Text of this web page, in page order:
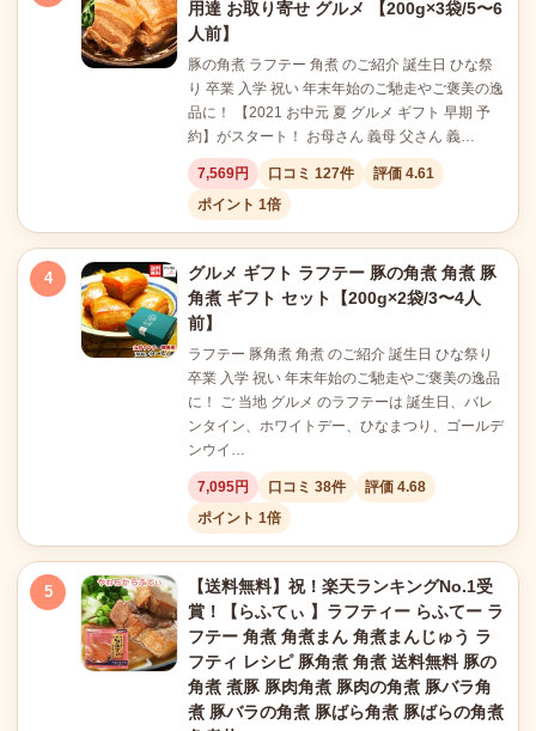
用達 お取り寄せ グルメ 【200g×3袋/5〜6
人前】
豚の角煮 ラフテー 角煮 のご紹介 誕生日 ひな祭
り 卒業 入学 祝い 年末年始のご馳走やご褒美の逸
品に！ 【2021 お中元 夏 グルメ ギフト 早期 予
約】がスタート！ お母さん 義母 父さん 義…
7,569円 口コミ 127件
評価 4.61
ポイント 1倍
4
グルメ ギフト ラフテー 豚の角煮 角煮 豚
角煮 ギフト セット【200g×2袋/3〜4人
前】
ラフテー 豚角煮 角煮 のご紹介 誕生日 ひな祭り
卒業 入学 祝い 年末年始のご馳走やご褒美の逸品
に！ ご 当地 グルメ のラフテーは 誕生日、バレ
ンタイン、ホワイトデー、ひなまつり、ゴールデ
ンウイ…
7,095円 口コミ 38件
評価 4.68
ポイント 1倍
5
【送料無料】祝！楽天ランキングNo.1受
賞！【らふてぃ 】ラフティー らふてー ラ
フテー 角煮 角煮まん 角煮まんじゅう ラ
フティ レシピ 豚角煮 角煮 送料無料 豚の
角煮 煮豚 豚肉角煮 豚肉の角煮 豚バラ角
煮 豚バラの角煮 豚ばら角煮 豚ばらの角煮